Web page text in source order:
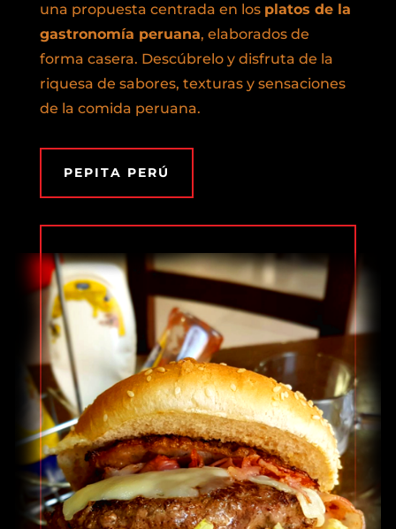
una propuesta centrada en los platos de la
gastronomía peruana, elaborados de
forma casera. Descúbrelo y disfruta de la
riquesa de sabores, texturas y sensaciones
de la comida peruana.
PEPITA PERÚ